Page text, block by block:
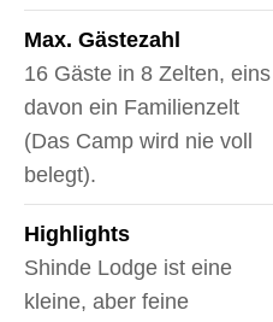
Max. Gästezahl
16 Gäste in 8 Zelten, eins
davon ein Familienzelt
(Das Camp wird nie voll
belegt).
Highlights
Shinde Lodge ist eine
kleine, aber feine